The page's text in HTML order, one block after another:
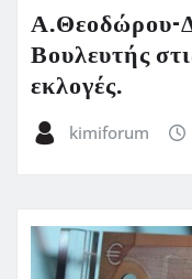
Α.Θεοδώρου-
Βουλευτής
εκλογές.
kimiforum